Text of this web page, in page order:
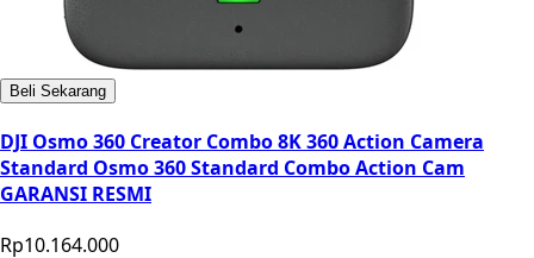
Beli Sekarang
DJI Osmo 360 Creator Combo 8K 360 Action Camera
Standard Osmo 360 Standard Combo Action Cam
GARANSI RESMI
Rp10.164.000